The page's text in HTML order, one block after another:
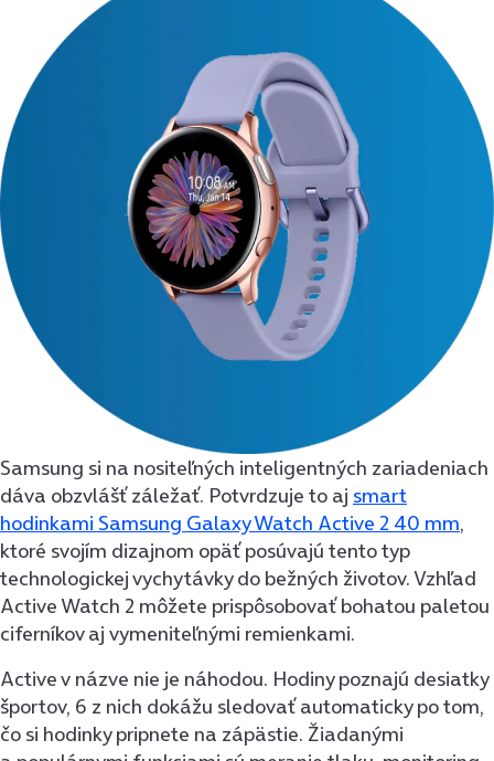
Samsung si na nositeľných inteligentných zariadeniach
dáva obzvlášť záležať. Potvrdzuje to aj smart
hodinkami Samsung Galaxy Watch Active 2 40 mm,
ktoré svojím dizajnom opäť posúvajú tento typ
technologickej vychytávky do bežných životov. Vzhľad
Active Watch 2 môžete prispôsobovať bohatou paletou
ciferníkov aj vymeniteľnými remienkami.
Active v názve nie je náhodou. Hodiny poznajú desiatky
športov, 6 z nich dokážu sledovať automaticky po tom,
čo si hodinky pripnete na zápästie. Žiadanými